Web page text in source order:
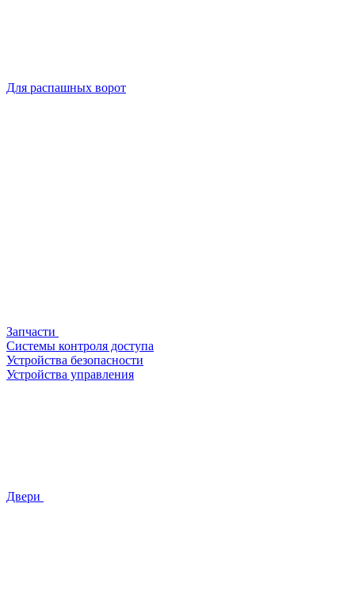
Для распашных ворот
Запчасти
Системы контроля доступа
Устройства безопасности
Устройства управления
Двери